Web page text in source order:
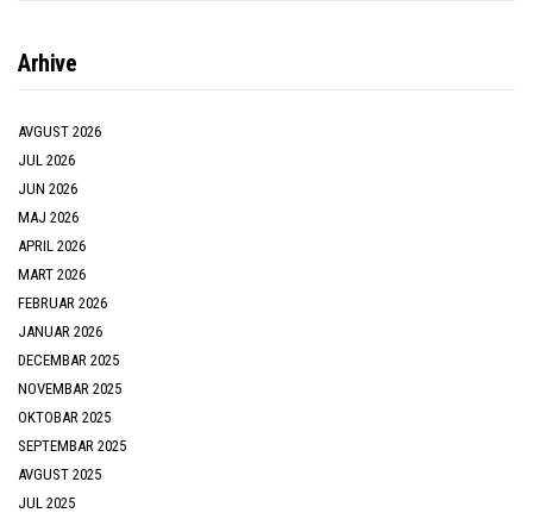
Arhive
AVGUST 2026
JUL 2026
JUN 2026
MAJ 2026
APRIL 2026
MART 2026
FEBRUAR 2026
JANUAR 2026
DECEMBAR 2025
NOVEMBAR 2025
OKTOBAR 2025
SEPTEMBAR 2025
AVGUST 2025
JUL 2025